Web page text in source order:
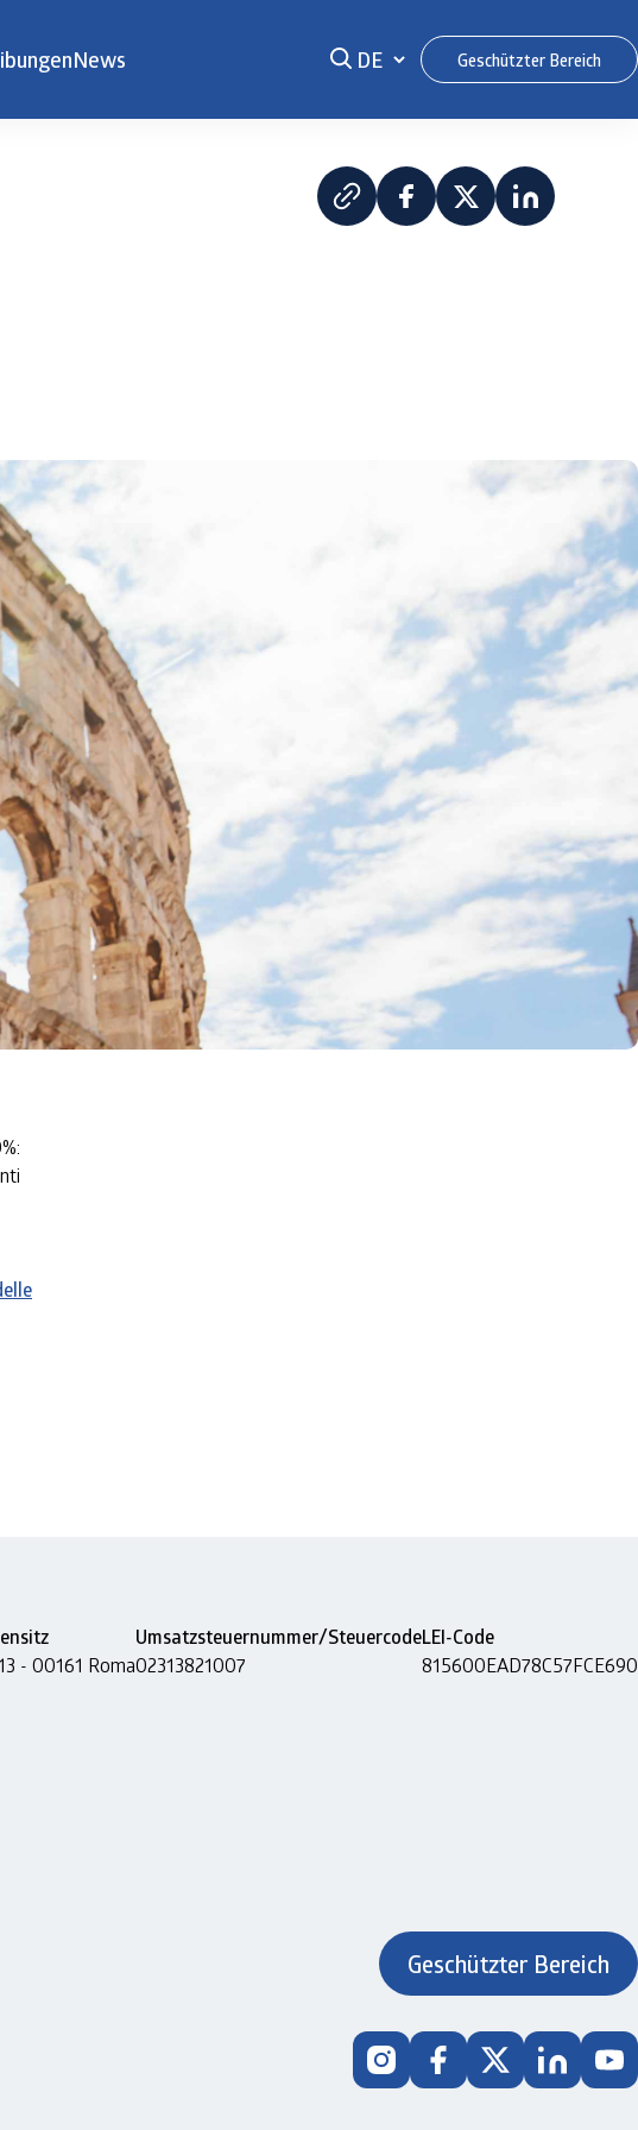
News Geschützter Bereich
- 00161 Roma
Umsatzsteuernummer/Steuercode
02313821007
LEI-Code
815600EAD78C57FCE690
Geschützter Bereich